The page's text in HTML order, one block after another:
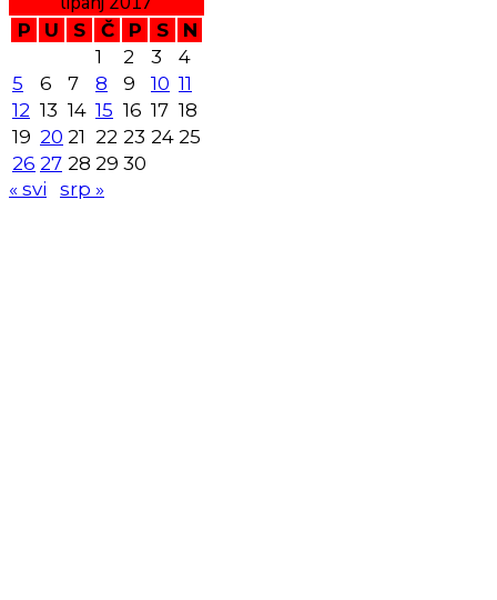
P U S Č P S
N
1
2 3
4
5
6 7 8 9 10 11
12 13 14 15 16 17 18
19 20 21 22 23 24 25
26 27 28 29 30
« svi
srp »